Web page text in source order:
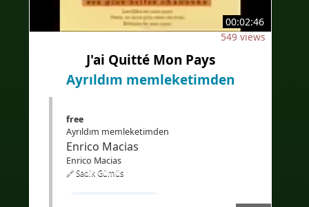
00:02:46
549 views
J'ai Quitté Mon Pays
Ayrıldım memleketimden
free
Ayrıldım memleketimden
Enrico Macias
Enrico Macias
🔗 Sadik Gümüs